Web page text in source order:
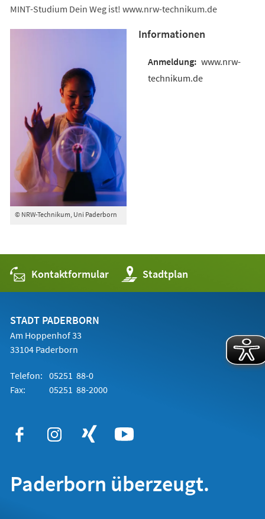
MINT-Studium Dein Weg ist! www.nrw-technikum.de
© NRW-Technikum, Uni Paderborn
Informationen
www.nrw-
technikum.de
Kontaktformular Stadtplan
(Öffnet
in
einem
STADT PADERBORN
Am Hoppenhof 33
33104 Paderborn
Telefon: 05251 88-0
Fax:
05251 88-2000
Paderborn überzeugt.